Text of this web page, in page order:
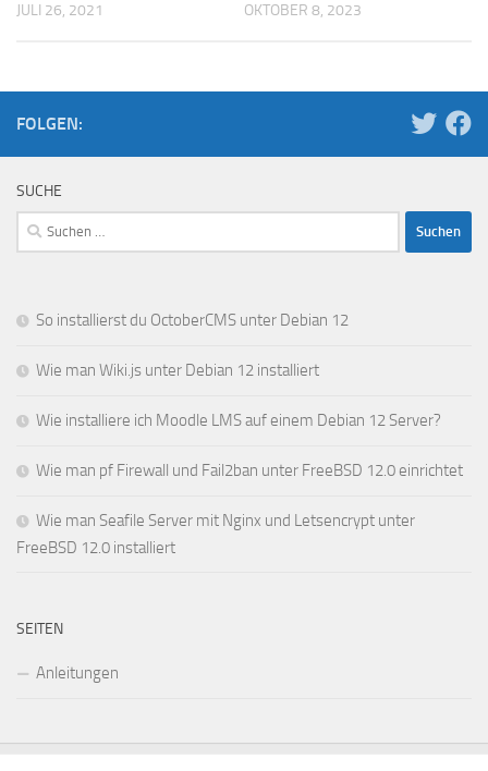
JULI 26, 2021 OKTOBER 8, 2023
FOLGEN:
SUCHE
Suchen
nach:
So installierst du OctoberCMS unter Debian 12
Wie man Wiki.js unter Debian 12 installiert
Wie installiere ich Moodle LMS auf einem Debian 12 Server?
Wie man pf Firewall und Fail2ban unter FreeBSD 12.0 einrichtet
Wie man Seafile Server mit Nginx und Letsencrypt unter
FreeBSD 12.0 installiert
SEITEN
Anleitungen